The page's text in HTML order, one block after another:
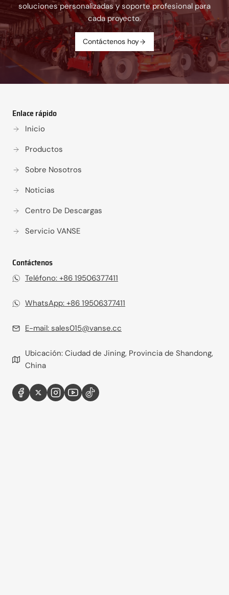
soluciones personalizadas y soporte profesional para
cada proyecto.
Contáctenos hoy
Enlace rápido
Inicio
Productos
Sobre Nosotros
Noticias
Centro De Descargas
Servicio VANSE
Contáctenos
Teléfono: +86 19506377411‬
WhatsApp: +86 19506377411
E-mail: sales015@vanse.cc
Ubicación: Ciudad de Jining, Provincia de Shandong,
China